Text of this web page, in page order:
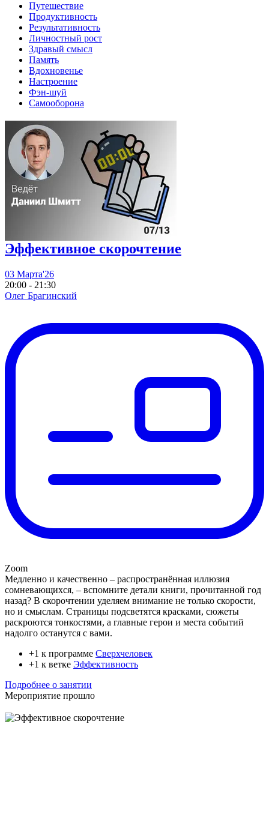
Путешествие
Продуктивность
Результативность
Личностный рост
Здравый смысл
Память
Вдохновенье
Настроение
Фэн-шуй
Самооборона
Эффективное скорочтение
03 Марта'26
20:00 - 21:30
Олег Брагинский
Zoom
Медленно и качественно – распространённая иллюзия
сомневающихся, – вспомните детали книги, прочитанной год
назад? В скорочтении уделяем внимание не только скорости,
но и смыслам. Страницы подсветятся красками, сюжеты
раскроются тонкостями, а главные герои и места событий
надолго останутся с вами.
+1 к программе Сверхчеловек
+1 к ветке Эффективность
Подробнее о занятии
Мероприятие прошло